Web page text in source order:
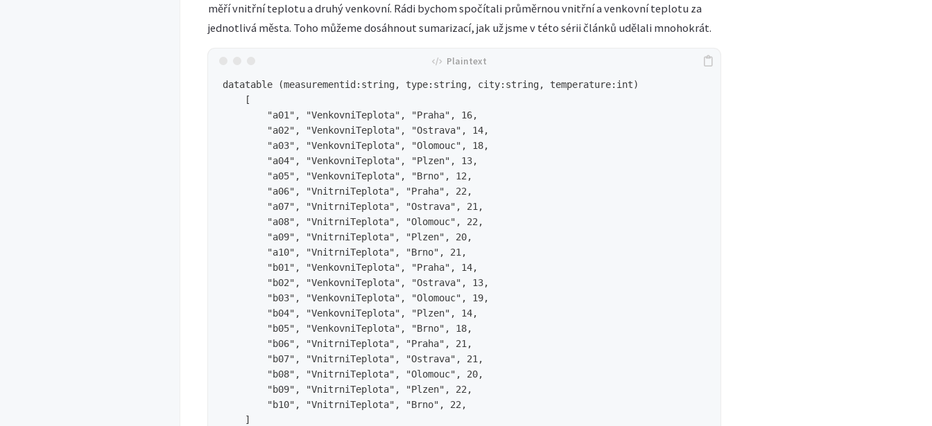
měří vnitřní teplotu a druhý venkovní. Rádi bychom spočítali průměrnou vnitřní a venkovní teplotu za
jednotlivá města. Toho můžeme dosáhnout sumarizací, jak už jsme v této sérii článků udělali mnohokrát.
datatable (measurementid:string, type:string, city:string, temperature:int)
    [
        "a01", "VenkovniTeplota", "Praha", 16,
        "a02", "VenkovniTeplota", "Ostrava", 14,
        "a03", "VenkovniTeplota", "Olomouc", 18,
        "a04", "VenkovniTeplota", "Plzen", 13,
        "a05", "VenkovniTeplota", "Brno", 12,
        "a06", "VnitrniTeplota", "Praha", 22,
        "a07", "VnitrniTeplota", "Ostrava", 21,
        "a08", "VnitrniTeplota", "Olomouc", 22,
        "a09", "VnitrniTeplota", "Plzen", 20,
        "a10", "VnitrniTeplota", "Brno", 21,
        "b01", "VenkovniTeplota", "Praha", 14,
        "b02", "VenkovniTeplota", "Ostrava", 13,
        "b03", "VenkovniTeplota", "Olomouc", 19,
        "b04", "VenkovniTeplota", "Plzen", 14,
        "b05", "VenkovniTeplota", "Brno", 18,
        "b06", "VnitrniTeplota", "Praha", 21,
        "b07", "VnitrniTeplota", "Ostrava", 21,
        "b08", "VnitrniTeplota", "Olomouc", 20,
        "b09", "VnitrniTeplota", "Plzen", 22,
        "b10", "VnitrniTeplota", "Brno", 22,
    ]